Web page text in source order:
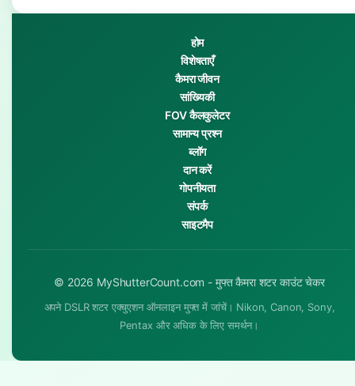
होम
विशेषताएँ
कैमरा जीवन
सांख्यिकी
FOV कैलकुलेटर
सामान्य प्रश्न
ब्लॉग
दान करें
गोपनीयता
संपर्क
साइटमैप
© 2026 MyShutterCount.com - मुफ्त कैमरा शटर काउंट चेकर
अपने DSLR शटर एक्चुएशन ऑनलाइन मुफ्त में जांचें। Nikon, Canon, Sony,
Pentax और अधिक के लिए समर्थन।